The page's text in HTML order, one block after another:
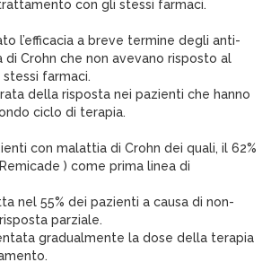
con gli stessi farmaci.
l’efficacia a breve termine degli anti-
Crohn che non avevano risposto al
farmaci.
della risposta nei pazienti che hanno
ciclo di terapia.
con malattia di Crohn dei quali, il 62%
) come prima linea di
nel 55% dei pazienti a causa di non-
parziale.
gradualmente la dose della terapia